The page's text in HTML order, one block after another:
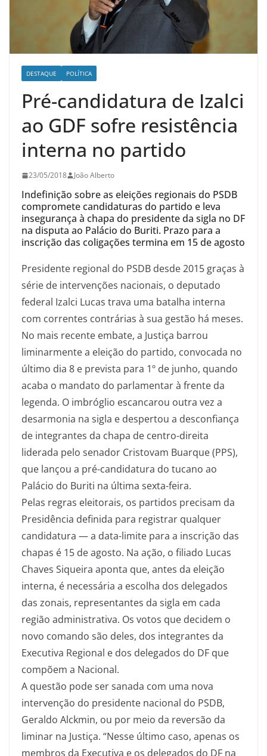
DESTAQUE POLÍTICA
Pré-candidatura de Izalci
ao GDF sofre resistência
interna no partido
23/05/2018 João Alberto
Indefinição sobre as eleições regionais do PSDB
compromete candidaturas do partido e leva
insegurança à chapa do presidente da sigla no DF
na disputa ao Palácio do Buriti. Prazo para a
inscrição das coligações termina em 15 de agosto
Presidente regional do PSDB desde 2015 graças à
série de intervenções nacionais, o deputado
federal Izalci Lucas trava uma batalha interna
com correntes contrárias à sua gestão há meses.
No mais recente embate, a Justiça barrou
liminarmente a eleição do partido, convocada no
último dia 8 e prevista para 1º de junho, quando
acaba o mandato do parlamentar à frente da
legenda. O imbróglio escancarou outra vez a
desarmonia na sigla e despertou a desconfiança
de integrantes da chapa de centro-direita
liderada pelo senador Cristovam Buarque (PPS),
que lançou a pré-candidatura do tucano ao
Palácio do Buriti na última sexta-feira.
Pelas regras eleitorais, os partidos precisam da
Presidência definida para registrar qualquer
candidatura — a data-limite para a inscrição das
chapas é 15 de agosto. Na ação, o filiado Lucas
Chaves Siqueira aponta que, antes da eleição
interna, é necessária a escolha dos delegados
das zonais, representantes da sigla em cada
região administrativa. Os votos que decidem o
novo comando são deles, dos integrantes da
Executiva Regional e dos delegados do DF que
compõem a Nacional.
A questão pode ser sanada com uma nova
intervenção do presidente nacional do PSDB,
Geraldo Alckmin, ou por meio da reversão da
liminar na Justiça. “Nesse último caso, apenas os
membros da Executiva e os delegados do DF na